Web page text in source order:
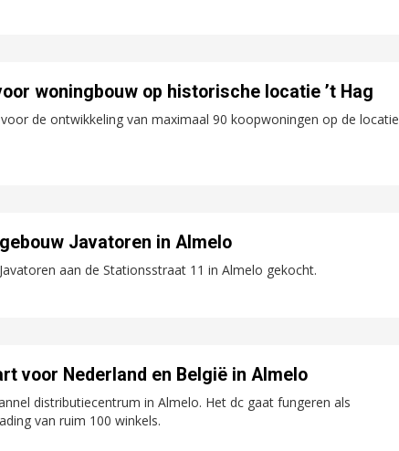
woningbouw op historische locatie ’t Hag
de ontwikkeling van maximaal 90 koopwoningen op de locatie
Javatoren in Almelo
aan de Stationsstraat 11 in Almelo gekocht.
voor Nederland en België in Almelo
distributiecentrum in Almelo. Het dc gaat fungeren als
van ruim 100 winkels.